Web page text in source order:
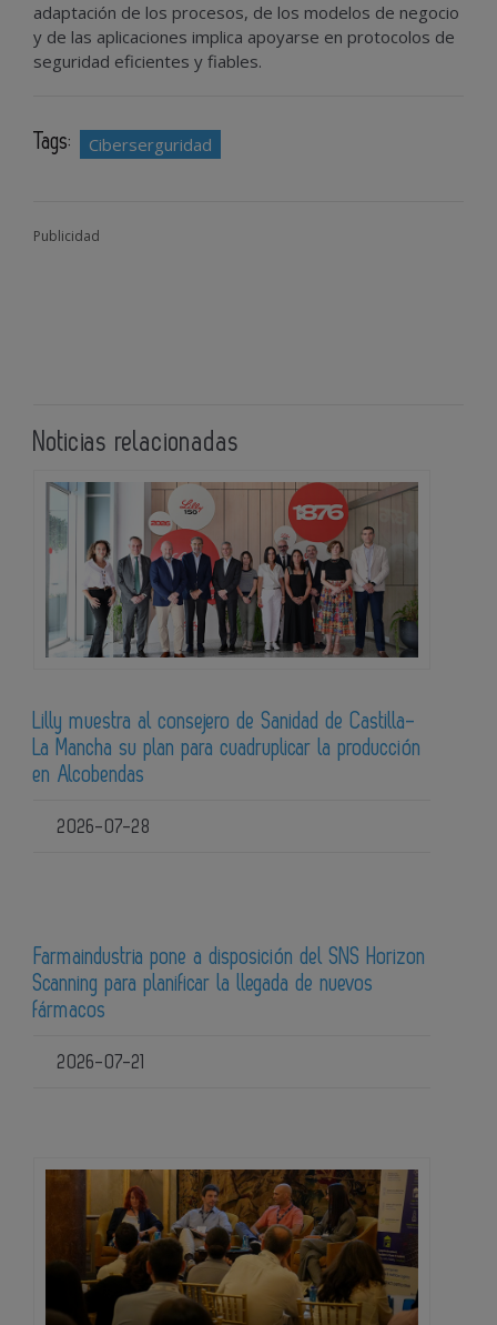
adaptación de los procesos, de los modelos de negocio
y de las aplicaciones implica apoyarse en protocolos de
seguridad eficientes y fiables.
Tags: Ciberserguridad
Publicidad
Noticias relacionadas
Lilly muestra al consejero de Sanidad de Castilla-
La Mancha su plan para cuadruplicar la producción
en Alcobendas
2026-07-28
Farmaindustria pone a disposición del SNS Horizon
Scanning para planificar la llegada de nuevos
fármacos
2026-07-21